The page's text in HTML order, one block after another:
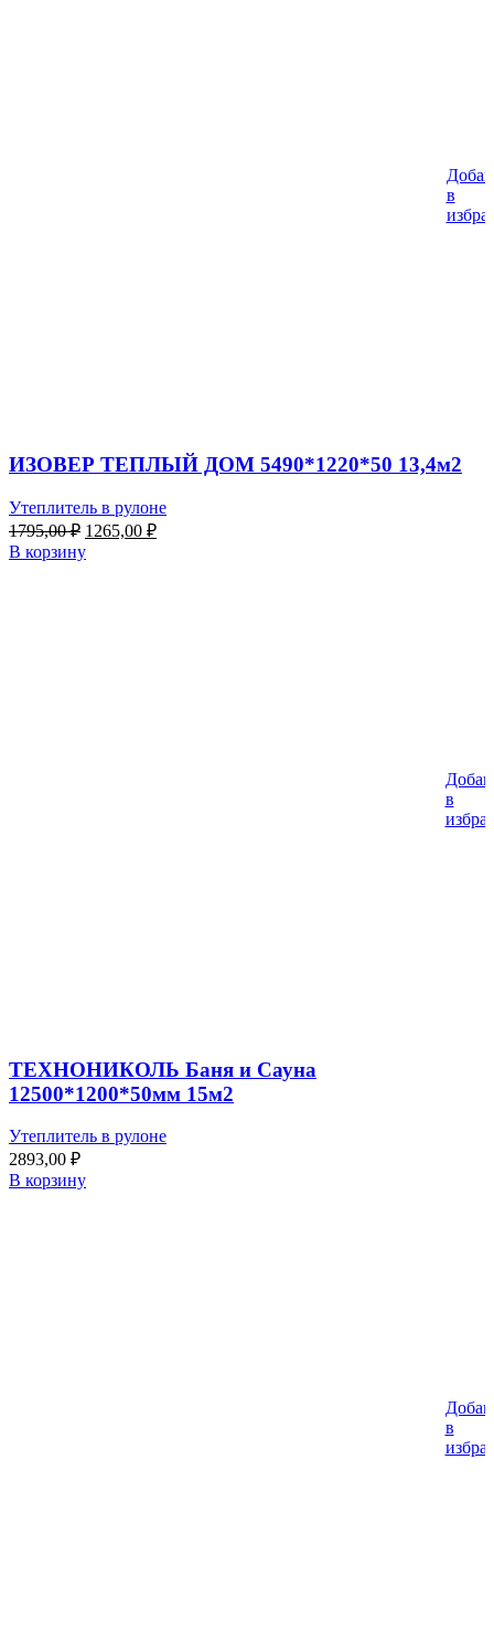
в
ИЗОВЕР ТЕПЛЫЙ ДОМ 5490*1220*50 13,4м2
Утеплитель в рулоне
1795,00₽ Первоначальная
цена
составляла
1265,00 ₽Текущая
В корзину
в
ТЕХНОНИКОЛЬ Баня и Сауна
12500*1200*50мм 15м2
Утеплитель в рулоне
2893,00 ₽
В корзину
в